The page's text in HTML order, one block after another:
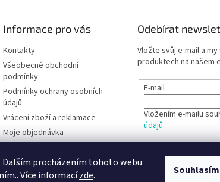
Dalším procházením tohoto webu
Více informacízde. Souhlasím
Informace pro vás
Kontakty
Všeobecné obchodní
podmínky
Podmínky ochrany osobních
údajů
Vrácení zboží a reklamace
Moje objednávka
Barefoot obuv - Poradna
Odebírat
Vložte svůj e-mail a
produktech na našem
E-mail
Vložením e-mailu
údajů